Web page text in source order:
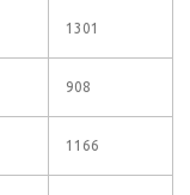
1301
908
1166